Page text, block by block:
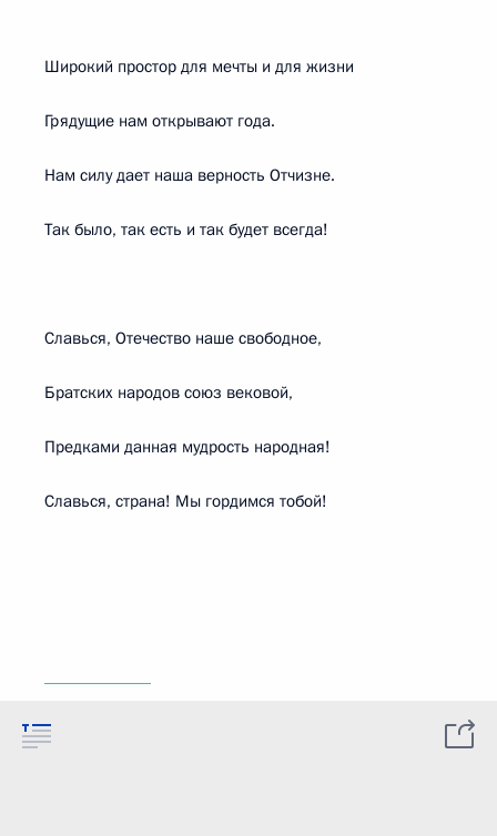
Широкий простор для мечты и для жизни
Грядущие нам открывают года.
Нам силу дает наша верность Отчизне.
Так было, так есть и так будет всегда!
Славься, Отечество наше свободное,
Братских народов союз вековой,
Предками данная мудрость народная!
Славься, страна! Мы гордимся тобой!